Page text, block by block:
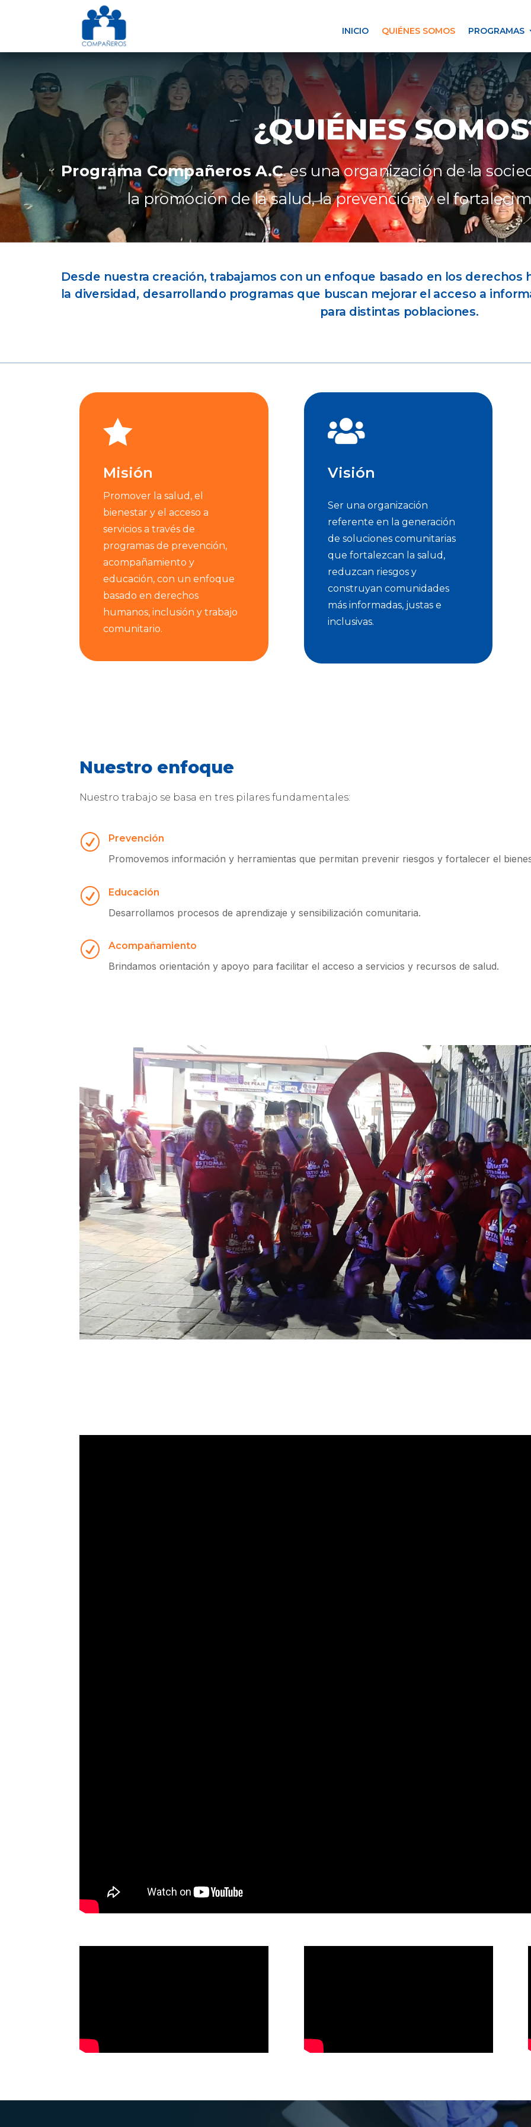
INICIO QUIÉNES SOMOS PROGRAMAS
¿QUIÉNES
Programa Compañeros A.C. es una organización de la
la promoción de la salud, la prevención y el
Desde nuestra creación, trabajamos con un enfoque basado en los derechos
la diversidad, desarrollando programas que buscan mejorar el acceso a
para distintas poblaciones.

Misión
Promover la salud, el
bienestar y el acceso a
servicios a través de
programas de prevención,
acompañamiento y
educación, con un enfoque
basado en derechos
humanos, inclusión y trabajo
comunitario.

Visión
Ser una organización
referente en la generación
de soluciones comunitarias
que fortalezcan la salud,
reduzcan riesgos y
construyan comunidades
más informadas, justas e
inclusivas.
Nuestro enfoque
Nuestro trabajo se basa en tres pilares fundamentales:
R Prevención
Promovemos información y herramientas que permitan prevenir riesgos y fortalecer el
R Educación
Desarrollamos procesos de aprendizaje y sensibilización comunitaria.
R Acompañamiento
Brindamos orientación y apoyo para facilitar el acceso a servicios y recursos de salud.